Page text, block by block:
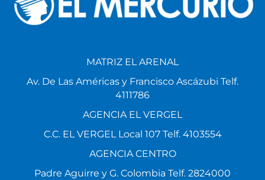
MATRIZ EL ARENAL
Av. De Las Américas y Francisco Ascázubi Telf.
4111786
AGENCIA EL VERGEL
C.C. EL VERGEL Local 107 Telf. 4103554
AGENCIA CENTRO
Padre Aguirre y G. Colombia Telf. 2824000